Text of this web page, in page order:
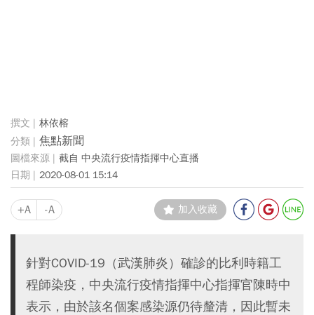
林依榕
焦點新聞
截自 中央流行疫情指揮中心直播
2020-08-01 15:14
+A -A 加入收藏
針對COVID-19（武漢肺炎）確診的比利時籍工
程師染疫，中央流行疫情指揮中心指揮官陳時中
表示，由於該名個案感染源仍待釐清，因此暫未